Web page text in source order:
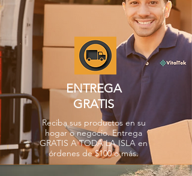
ENTREGA
GRATIS
Reciba sus productos en su
hogar o negocio. Entrega
GRATIS A TODA LA ISLA en
órdenes de $100 o más.